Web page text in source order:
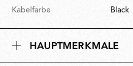
Kabelfarbe Black
HAUPTMERKMALE